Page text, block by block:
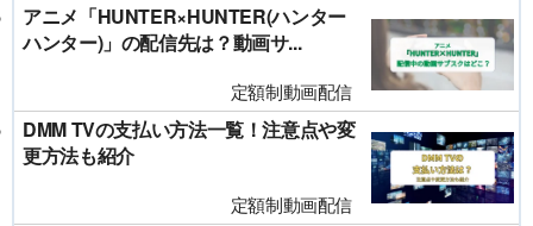
アニメ「HUNTER×HUNTER(ハンター
ハンター)」の配信先は？動画サ...
定額制動画配信
DMM TVの支払い方法一覧！注意点や変
更方法も紹介
定額制動画配信